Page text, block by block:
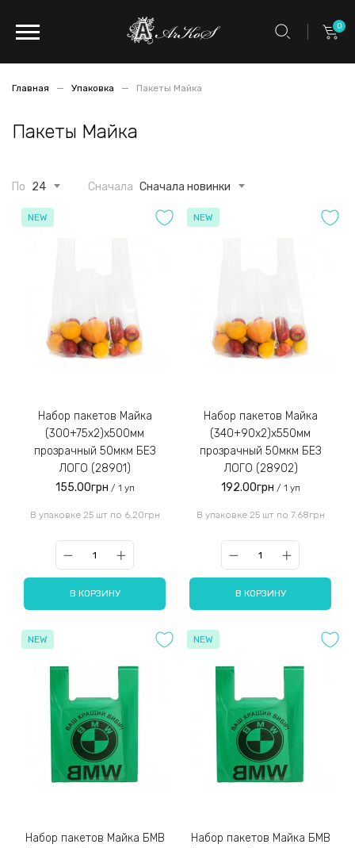
0
Главная Упаковка Пакеты Майка
Пакеты Майка
По 24 Сначала Сначала новинки
NEW
Набор пакетов Майка
(300+75x2)x500мм
прозрачный 50мкм БЕЗ
ЛОГО (28901)
155.00грн / 1 уп
В упаковке 25 шт по 6.20грн
В КОРЗИНУ
NEW
Набор пакетов Майка
(340+90x2)x550мм
прозрачный 50мкм БЕЗ
ЛОГО (28902)
192.00грн / 1 уп
В упаковке 25 шт по 7.68грн
В КОРЗИНУ
NEW
Набор пакетов Майка БМВ
NEW
Набор пакетов Майка БМВ